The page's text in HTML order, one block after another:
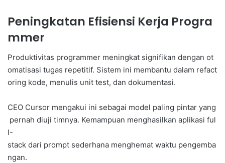
Peningkatan Efisiensi Kerja Progra
mmer
Produktivitas programmer meningkat signifikan dengan ot
omatisasi tugas repetitif. Sistem ini membantu dalam refact
oring kode, menulis unit test, dan dokumentasi.
CEO Cursor mengakui ini sebagai model paling pintar yang
pernah diuji timnya. Kemampuan menghasilkan aplikasi ful
l-
stack dari prompt sederhana menghemat waktu pengemba
ngan.